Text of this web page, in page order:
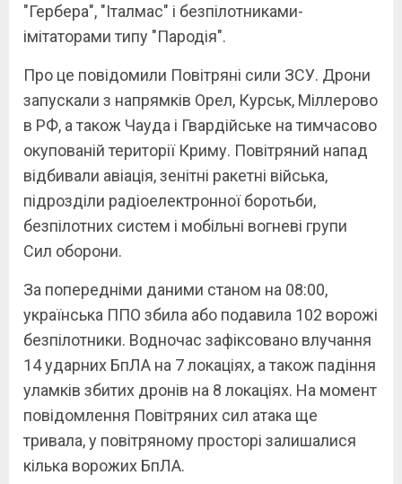
"Гербера", "Італмас" і безпілотниками-
імітаторами типу "Пародія".
Про це повідомили Повітряні сили ЗСУ. Дрони
запускали з напрямків Орел, Курськ, Міллерово
в РФ, а також Чауда і Гвардійське на тимчасово
окупованій території Криму. Повітряний напад
відбивали авіація, зенітні ракетні війська,
підрозділи радіоелектронної боротьби,
безпілотних систем і мобільні вогневі групи
Сил оборони.
За попередніми даними станом на 08:00,
українська ППО збила або подавила 102 ворожі
безпілотники. Водночас зафіксовано влучання
14 ударних БпЛА на 7 локаціях, а також падіння
уламків збитих дронів на 8 локаціях. На момент
повідомлення Повітряних сил атака ще
тривала, у повітряному просторі залишалися
кілька ворожих БпЛА.